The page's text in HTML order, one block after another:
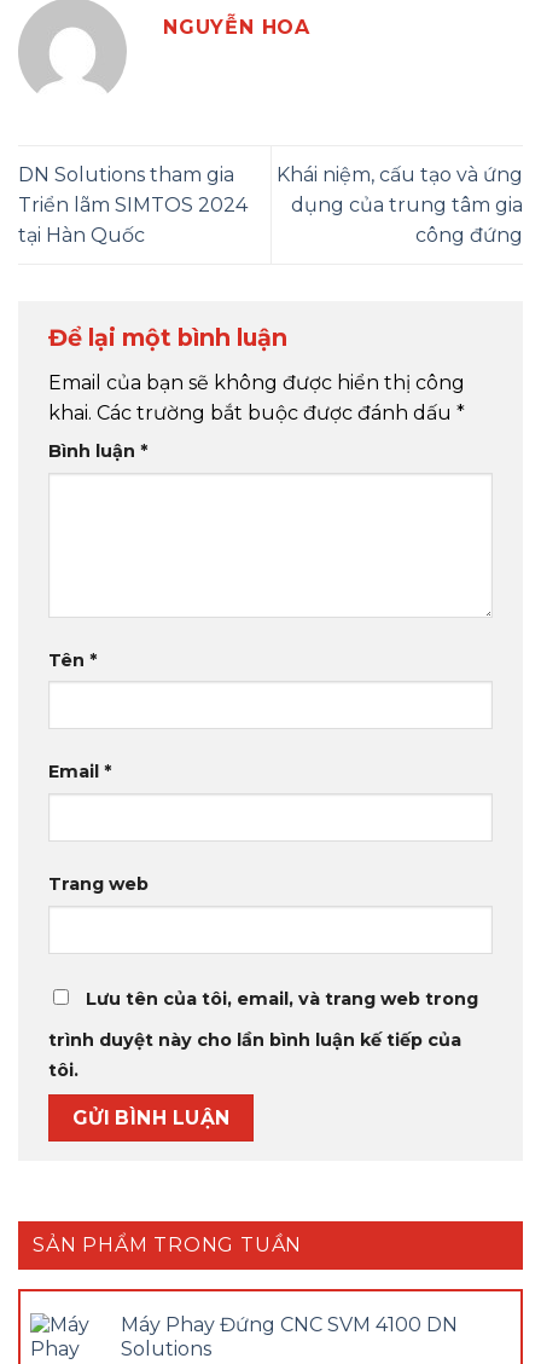
NGUYỄN HOA
DN Solutions tham gia
Triển lãm SIMTOS 2024
tại Hàn Quốc
Khái niệm, cấu tạo và ứng
dụng của trung tâm gia
công đứng
Để lại một bình luận
Email của bạn sẽ không được hiển thị công
khai. Các trường bắt buộc được đánh dấu *
Bình luận *
Tên *
Email *
Trang web
Lưu tên của tôi, email, và trang web trong
trình duyệt này cho lần bình luận kế tiếp của
tôi.
SẢN PHẨM TRONG TUẦN
Máy Phay Đứng CNC SVM 4100 DN
Solutions